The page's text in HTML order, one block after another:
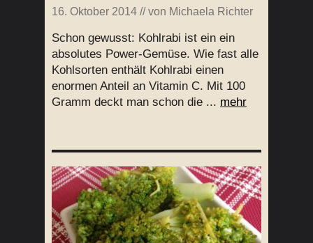
16. Oktober 2014 // von Michaela Richter
Schon gewusst: Kohlrabi ist ein ein
absolutes Power-Gemüse. Wie fast alle
Kohlsorten enthält Kohlrabi einen
enormen Anteil an Vitamin C. Mit 100
Gramm deckt man schon die ... mehr